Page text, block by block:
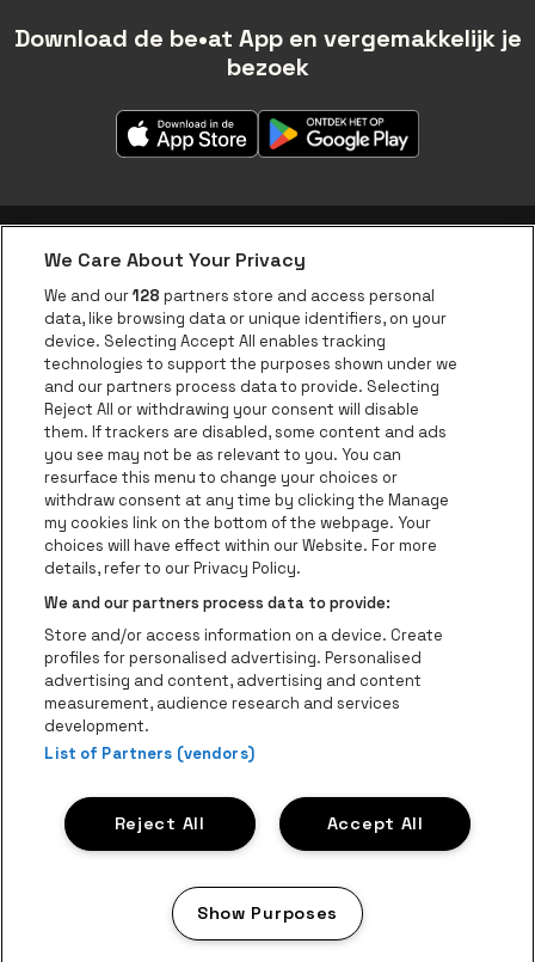
Download de be•at App en vergemakkelijk je
bezoek
be•at app
be•at Corporate
be•at Business
Groepen
Helpcenter
Contact
Instagram
Facebook
Threads
TiktokYoutube
Be•at Tickets is een deel van be•at
be•at Tickets
Schijnpoortweg 119, 2170 Antwerpen
Be-At Venues
Schijnpoortweg 119, 2170 Antwerpen
BTW (BE) 0461.051.688 - RPR Antwerpen
BNP Paribas Fortis - IBAN: BE93 2200 4925 0067 - BIC:
GEBABEBB
ProclaimerCookiesManage my cookiesPrivacy
We Care About Your Privacy
We and our128 partners store and access personal
data, like browsing data or unique identifiers, on your
device. Selecting Accept All enables tracking
technologies to support the purposes shown under we
and our partners process data to provide. Selecting
Reject All or withdrawing your consent will disable
them. If trackers are disabled, some content and ads
you see may not be as relevant to you. You can
resurface this menu to change your choices or
withdraw consent at any time by clicking the Manage
my cookies link on the bottom of the webpage. Your
choices will have effect within our Website. For more
details, refer to our Privacy Policy.
We and our partners process data to provide:
Store and/or access information on a device. Create
profiles for personalised advertising. Personalised
advertising and content, advertising and content
measurement, audience research and services
development.
List of Partners (vendors)
Accept All
Reject All
Show Purposes